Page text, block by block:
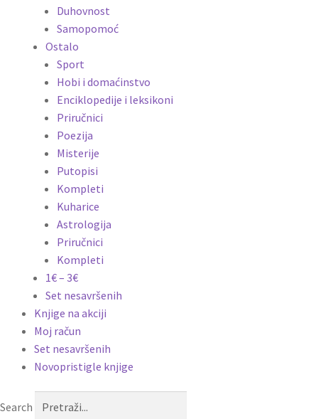
Duhovnost
Samopomoć
Ostalo
Sport
Hobi i domaćinstvo
Enciklopedije i leksikoni
Priručnici
Poezija
Misterije
Putopisi
Kompleti
Kuharice
Astrologija
Priručnici
Kompleti
1€ – 3€
Set nesavršenih
Knjige na akciji
Moj račun
Set nesavršenih
Novopristigle knjige
Search